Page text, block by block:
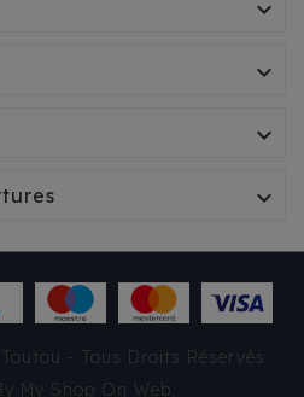
SPÉCIAL




- Tous Droits Réservés
My Shop On Web